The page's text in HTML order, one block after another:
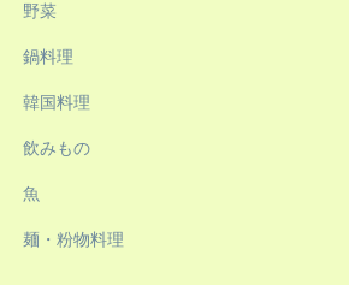
野菜
鍋料理
韓国料理
飲みもの
魚
麺・粉物料理